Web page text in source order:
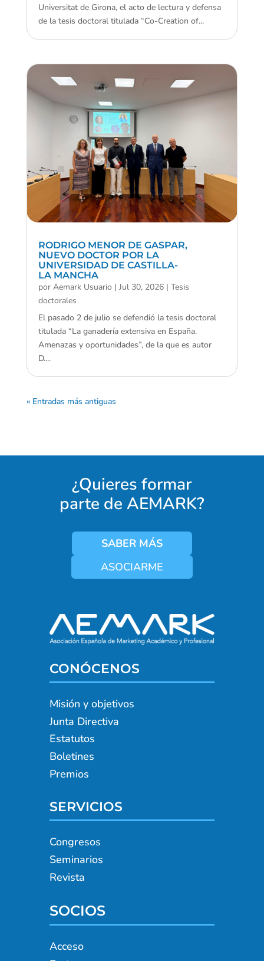
Universitat de Girona, el acto de lectura y defensa
de la tesis doctoral titulada “Co-Creation of...
RODRIGO MENOR DE GASPAR,
NUEVO DOCTOR POR LA
UNIVERSIDAD DE CASTILLA-
LA MANCHA
por Aemark Usuario | Jul 30, 2026| Tesis
doctorales
El pasado 2 de julio se defendió la tesis doctoral
titulada “La ganadería extensiva en España.
Amenazas y oportunidades”, de la que es autor
D....
« Entradas más antiguas
¿Quieres formar
parte de AEMARK?
SABER MÁS
ASOCIARME
CONÓCENOS
Misión y objetivos
Junta Directiva
Estatutos
Boletines
Premios
SERVICIOS
Congresos
Seminarios
Revista
SOCIOS
Acceso